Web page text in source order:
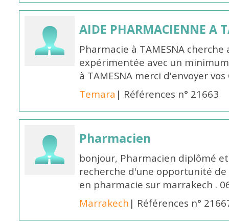
AIDE PHARMACIENNE A
Pharmacie à TAMESNA
expérimentée avec un
à TAMESNA merci d'envoyer
Temara | Références n° 21663
Pharmacien
bonjour, Pharmacien diplômé
recherche d'une opportunité
en pharmacie sur marrakech .
Marrakech | Références n°